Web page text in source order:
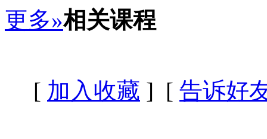
更多»相关课程
[ 加入收藏 ] [ 告诉好